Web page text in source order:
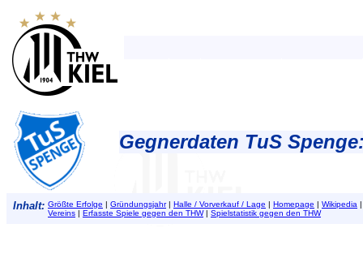
Gegnerdaten TuS
Inhalt: Größte Erfolge | Gründungsjahr| Halle / Vorverkauf / Lage | Homepage | Wikipedia
Vereins | Erfasste Spiele gegen den THW| Spielstatistik gegen den THW